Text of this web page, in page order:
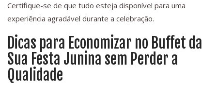
Certifique-se de que tudo esteja disponível para uma
experiência agradável durante a celebração.
Dicas para Economizar no Buffet da
Sua Festa Junina sem Perder a
Qualidade